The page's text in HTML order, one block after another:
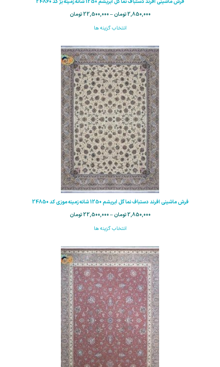
فرش ماشینی افرند دستباف نما گل ابریشم 1250 شانه زمینه بژ کد 24860
2,850,000 تومان –
22,500,000 تومان
انتخاب گزینه ها
فرش ماشینی افرند دستباف نما گل ابریشم 1250 شانه زمینه موزی کد 24850
2,850,000 تومان –
22,500,000 تومان
انتخاب گزینه ها